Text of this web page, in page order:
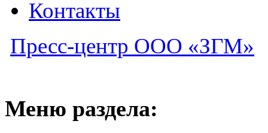
Контакты
Пресс-центр ООО «ЗГМ»
Меню раздела: